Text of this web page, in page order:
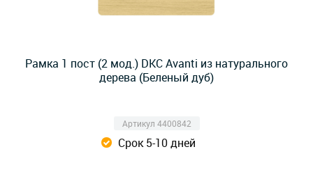
Рамка 1 пост (2 мод.) DKC Avanti из натурального
дерева (Беленый дуб)
Артикул 4400842
Срок 5-10 дней